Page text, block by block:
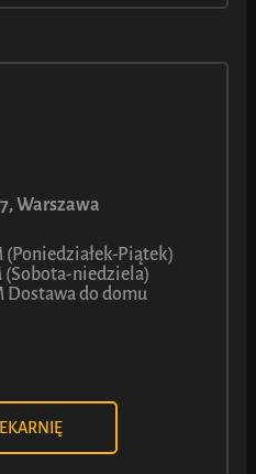
Warszawa
(Poniedziałek-Piątek)
(Sobota-niedziela)
Dostawa do domu